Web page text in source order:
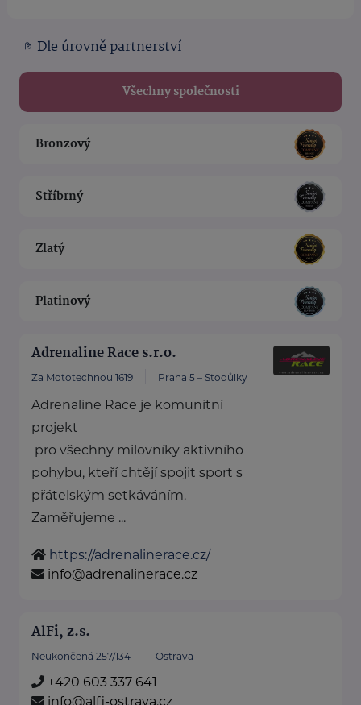
Dle úrovně partnerství
Všechny společnosti
Bronzový
Stříbrný
Zlatý
Platinový
Adrenaline Race s.r.o.
Za Mototechnou 1619 Praha 5 – Stodůlky
Adrenaline Race je komunitní
projekt
pro všechny milovníky aktivního
pohybu, kteří chtějí spojit sport s
přátelským setkáváním.
Zaměřujeme ...
https://adrenalinerace.cz/
info@adrenalinerace.cz
AlFi, z.s.
Neukončená 257/134 Ostrava
+420 603 337 641
info@alfi-ostrava.cz